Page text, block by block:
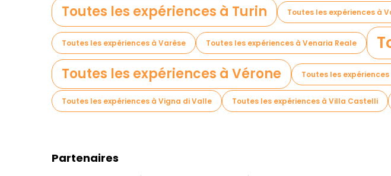
Toutes les expériences à Turin Toutes les expériences à
Toutes les expériences à Varèse Toutes les expériences à Venaria Reale
Toutes les expériences à Vérone Toutes les
Toutes les expériences à Vigna di Valle Toutes les expériences à Villa Castelli
Partenaires